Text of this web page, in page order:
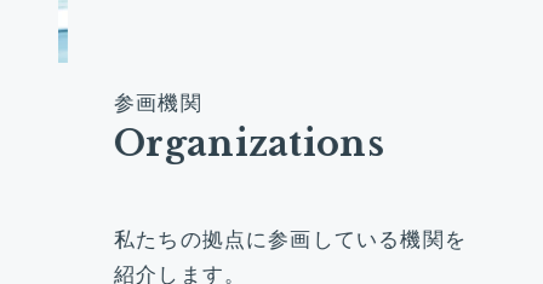
参画機関
Organizations
私たちの拠点に参画している機関を
紹介します。